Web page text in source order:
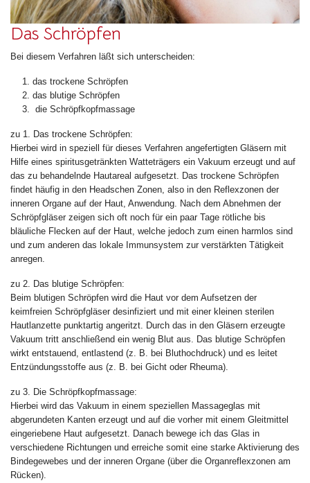
Das Schröpfen
Bei diesem Verfahren läßt sich unterscheiden:
das trockene Schröpfen
das blutige Schröpfen
die Schröpfkopfmassage
zu 1. Das trockene Schröpfen:
Hierbei wird in speziell für dieses Verfahren angefertigten Gläsern mit
Hilfe eines spiritusgetränkten Watteträgers ein Vakuum erzeugt und auf
das zu behandelnde Hautareal aufgesetzt. Das trockene Schröpfen
findet häufig in den Headschen Zonen, also in den Reflexzonen der
inneren Organe auf der Haut, Anwendung. Nach dem Abnehmen der
Schröpfgläser zeigen sich oft noch für ein paar Tage rötliche bis
bläuliche Flecken auf der Haut, welche jedoch zum einen harmlos sind
und zum anderen das lokale Immunsystem zur verstärkten Tätigkeit
anregen.
zu 2. Das blutige Schröpfen:
Beim blutigen Schröpfen wird die Haut vor dem Aufsetzen der
keimfreien Schröpfgläser desinfiziert und mit einer kleinen sterilen
Hautlanzette punktartig angeritzt. Durch das in den Gläsern erzeugte
Vakuum tritt anschließend ein wenig Blut aus. Das blutige Schröpfen
wirkt entstauend, entlastend (z. B. bei Bluthochdruck) und es leitet
Entzündungsstoffe aus (z. B. bei Gicht oder Rheuma).
zu 3. Die Schröpfkopfmassage:
Hierbei wird das Vakuum in einem speziellen Massageglas mit
abgerundeten Kanten erzeugt und auf die vorher mit einem Gleitmittel
eingeriebene Haut aufgesetzt. Danach bewege ich das Glas in
verschiedene Richtungen und erreiche somit eine starke Aktivierung des
Bindegewebes und der inneren Organe (über die Organreflexzonen am
Rücken).